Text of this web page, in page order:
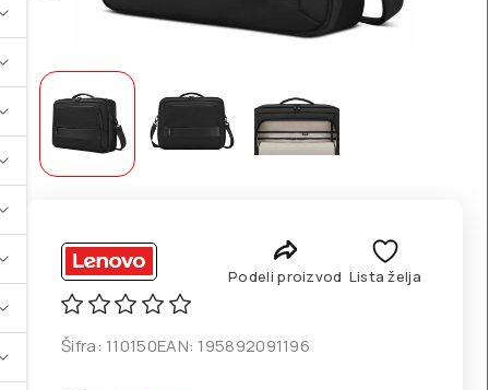
Podeli proizvod Lista želja
Šifra: 110150EAN: 195892091196